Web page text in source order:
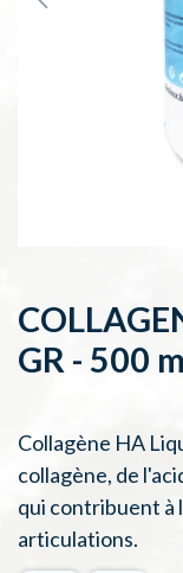
GR - 500
Collagène HA
collagène, de
qui contribuent à
articulations.